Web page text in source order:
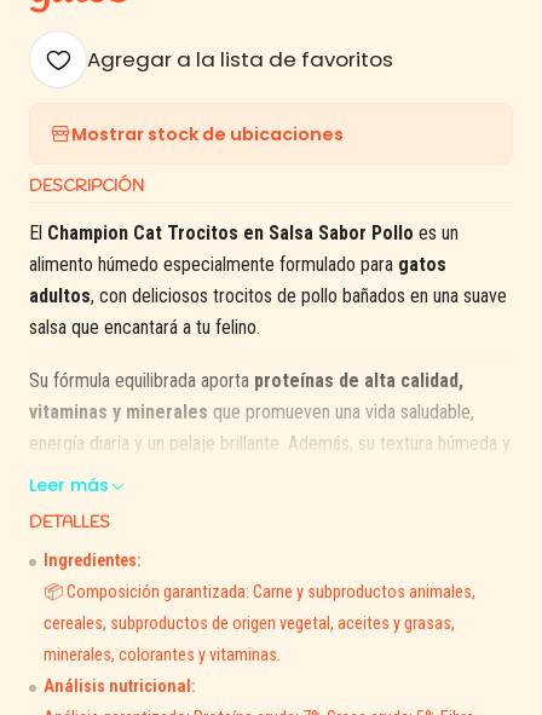
Agregar a la lista de favoritos
Mostrar stock de ubicaciones
DESCRIPCIÓN
El Champion Cat Trocitos en Salsa Sabor Pollo es un
alimento húmedo especialmente formulado para gatos
adultos, con deliciosos trocitos de pollo bañados en una suave
salsa que encantará a tu felino.
Su fórmula equilibrada aporta proteínas de alta calidad,
vitaminas y minerales que promueven una vida saludable,
energía diaria y un pelaje brillante. Además, su textura húmeda y
suave lo hace ideal para gatos con paladar exigente o que
💚Beneficios principales:
🍗 Sabor a pollo irresistible, altamente palatable.
💪 Proteínas de calidad para músculos fuertes.
🌟 Enriquecido con vitaminas y minerales esenciales.
Leer más
DETALLES
Ingredientes:
📦 Composición garantizada: Carne y subproductos animales,
cereales, subproductos de origen vegetal, aceites y grasas,
minerales, colorantes y vitaminas.
Análisis nutricional: